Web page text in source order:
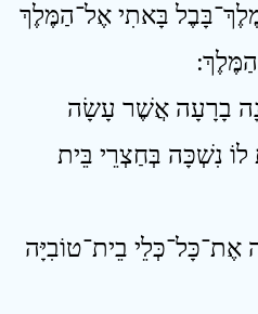
בָּאתִי אֶל־הַמֶּלֶךְ
׃
בָרָעָה אֲשֶׁר עָשָׂה
נִשְׁכָּה בְּחַצְרֵי בֵּית
אֶת־כָּל־כְּלֵי בֵית־טוֹבִיָּה